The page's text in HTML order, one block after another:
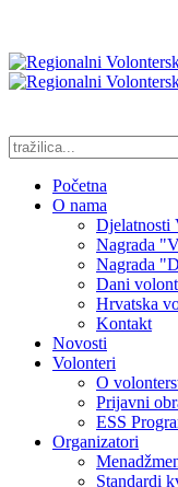
Početna
O nama
Djelatnosti
Nagrada
Nagrada
Dani
Hrvatska
Kontakt
Novosti
Volonteri
O
Prijavni
ESS
Organizatori
Standardi